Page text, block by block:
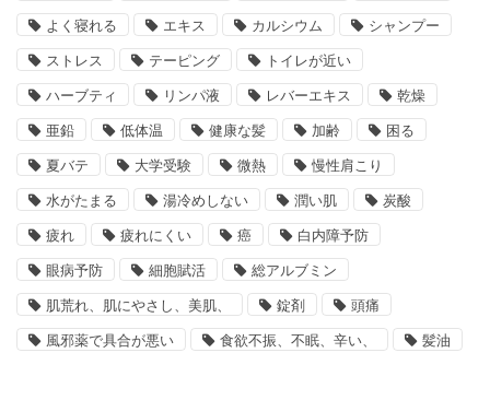
よく寝れる エキス カルシウム シャンプー
ストレス テーピング トイレが近い
ハーブティ リンパ液 レバーエキス 乾燥
亜鉛 低体温 健康な髪 加齢 困る
夏バテ 大学受験 微熱 慢性肩こり
水がたまる 湯冷めしない 潤い肌 炭酸
疲れ 疲れにくい 癌 白内障予防
眼病予防 細胞賦活 総アルブミン
肌荒れ、肌にやさし、美肌、 錠剤 頭痛
風邪薬で具合が悪い 食欲不振、不眠、辛い、 髪油